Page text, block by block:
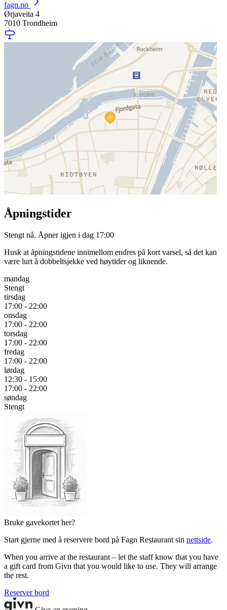
fagn.no
Ørjaveita 4
7010 Trondheim
Åpningstider
Stengt nå. Åpner igjen i dag 17:00
Husk at åpningstidene innimellom endres på kort varsel, så det kan
være lurt å dobbeltsjekke ved høytider og liknende.
mandag
Stengt
tirsdag
17:00 - 22:00
onsdag
17:00 - 22:00
torsdag
17:00 - 22:00
fredag
17:00 - 22:00
lørdag
12:30 - 15:00
17:00 - 22:00
søndag
Stengt
Bruke gavekortet her?
Start gjerne med å reservere bord på Fagn Restaurant sin nettside.
When you arrive at the restaurant – let the staff know that you have
a gift card from Givn that you would like to use. They will arrange
the rest.
Reserver bord